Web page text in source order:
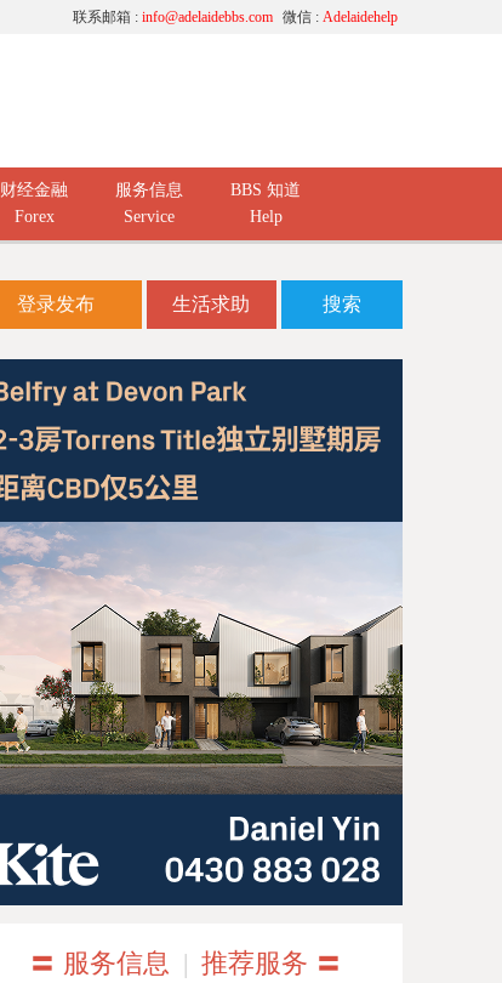
微信 : Adelaidehelp
联系邮箱 : info@adelaidebbs.com
财经金融
Forex
服务信息
Service
BBS 知道
Help
登录发布 生活求助 搜索
〓 服务信息 | 推荐服务 〓